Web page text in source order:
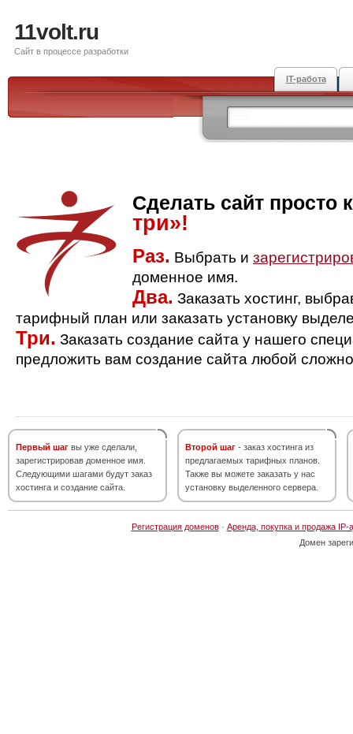
11volt.ru
Сайт в процессе разработки
IT-работа
Сделать сайт просто
три»!
Раз. Выбрать и
доменное имя.
Два. Заказать хостинг,
тарифный план или заказать установку
Три. Заказать создание сайта у нашего
предложить вам создание сайта любой
Первый шаг вы уже сделали,
зарегистрировав доменное имя.
Следующими шагами будут заказ
хостинга и создание сайта.
Второй шаг - заказ хостинга из
предлагаемых тарифных планов.
Также вы можете заказать у нас
установку выделенного сервера.
Регистрация доменов· Аренда, покупка и продажа IP-
Домен